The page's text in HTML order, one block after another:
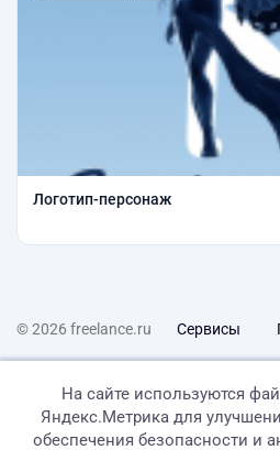
Логотип-персонаж
© 2026 freelance.ru Сервисы
Дисклеймер о ЗоЗПП Отказ
На сайте используются
Яндекс.Метрика для
обеспечения безопасности и